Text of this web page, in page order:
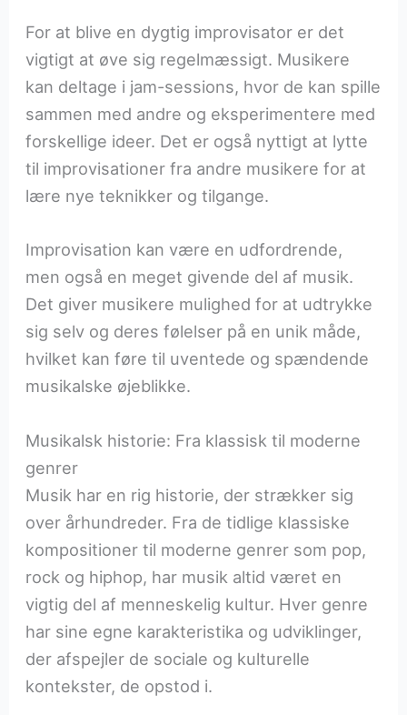
For at blive en dygtig improvisator er det
vigtigt at øve sig regelmæssigt. Musikere
kan deltage i jam-sessions, hvor de kan spille
sammen med andre og eksperimentere med
forskellige ideer. Det er også nyttigt at lytte
til improvisationer fra andre musikere for at
lære nye teknikker og tilgange.
Improvisation kan være en udfordrende,
men også en meget givende del af musik.
Det giver musikere mulighed for at udtrykke
sig selv og deres følelser på en unik måde,
hvilket kan føre til uventede og spændende
musikalske øjeblikke.
Musikalsk historie: Fra klassisk til moderne
genrer
Musik har en rig historie, der strækker sig
over århundreder. Fra de tidlige klassiske
kompositioner til moderne genrer som pop,
rock og hiphop, har musik altid været en
vigtig del af menneskelig kultur. Hver genre
har sine egne karakteristika og udviklinger,
der afspejler de sociale og kulturelle
kontekster, de opstod i.